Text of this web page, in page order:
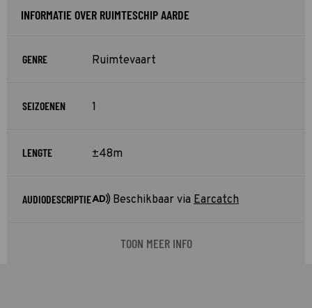
INFORMATIE OVER RUIMTESCHIP AARDE
GENRE Ruimtevaart
SEIZOENEN 1
LENGTE ±48m
AUDIODESCRIPTIE Beschikbaar via Earcatch
TOON MEER INFO